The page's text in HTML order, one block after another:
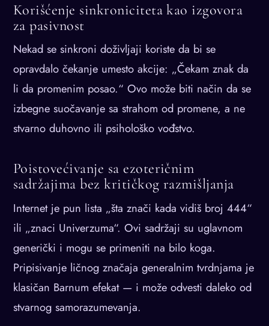
Korišćenje sinkroniciteta kao izgovora
za pasivnost
Nekad se sinkroni doživljaji koriste da bi se
opravdalo čekanje umesto akcije: „Čekam znak da
li da promenim posao.“ Ovo može biti način da se
izbegne suočavanje sa strahom od promene, a ne
stvarno duhovno ili psihološko vođstvo.
Poistovećivanje sa ezoteričnim
sadržajima bez kritičkog razmišljanja
Internet je pun lista „šta znači kada vidiš broj 444“
ili „znaci Univerzuma“. Ovi sadržaji su uglavnom
generički i mogu se primeniti na bilo koga.
Pripisivanje ličnog značaja generalnim tvrdnjama je
klasičan Barnum efekat — i može odvesti daleko od
stvarnog samorazumevanja.